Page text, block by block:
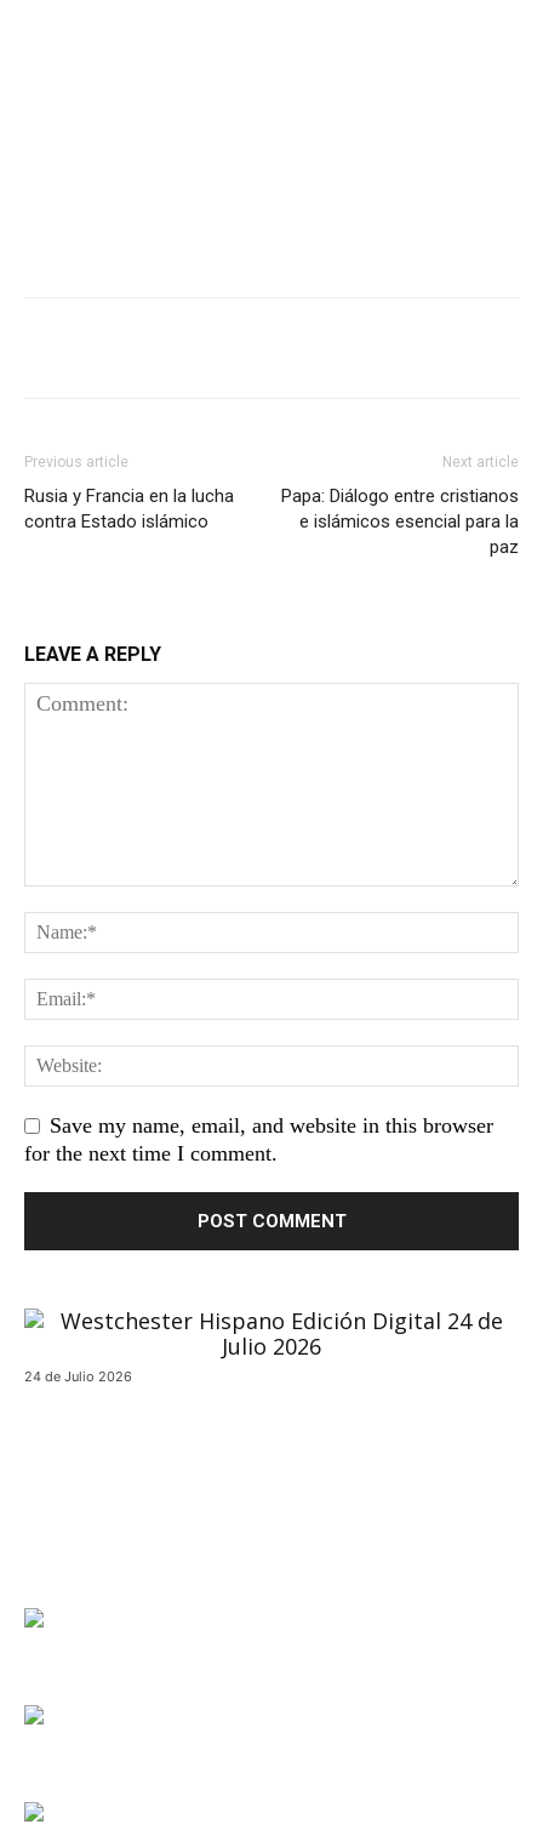
Previous article
Rusia y Francia en la lucha
contra Estado islámico
Next article
Papa: Diálogo entre cristianos
e islámicos esencial para la
paz
LEAVE A REPLY
Save my name, email, and website in this browser
for the next time I comment.
24 de Julio 2026